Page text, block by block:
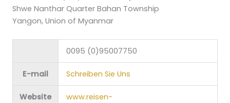
Shwe Nanthar Quarter Bahan Township
Yangon, Union of Myanmar
0095 (0)95007750
E-mail Schreiben Sie Uns
Website
www.reisen-